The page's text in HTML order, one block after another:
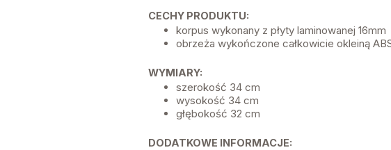
CECHY PRODUKTU:
korpus wykonany z płyty laminowanej 16mm
obrzeża wykończone całkowicie okleiną
WYMIARY:
szerokość 34 cm
wysokość 34 cm
głębokość 32 cm
DODATKOWE INFORMACJE: